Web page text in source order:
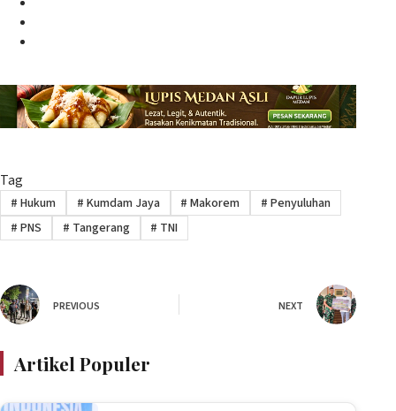
Tag
# Hukum # Kumdam Jaya # Makorem # Penyuluhan
# PNS # Tangerang # TNI
PREVIOUS NEXT
Artikel Populer